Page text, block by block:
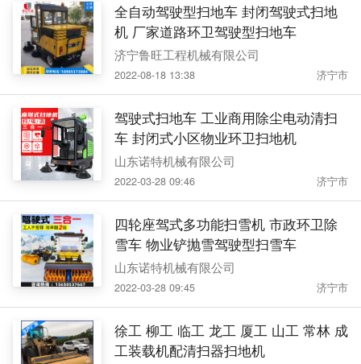
全自动驾驶型扫地车 封闭驾驶式扫地
机 厂家道路环卫驾驶型扫地车
济宁鲁旺工程机械有限公司
2022-08-18 13:38 济宁市
驾驶式扫地车 工业商用除尘电动清扫
车 封闭式小区物业环卫扫地机
山东诺特机械有限公司
2022-03-28 09:46 济宁市
四轮座驾式多功能扫雪机 市政环卫除
雪车 物业铲抛雪驾驶型扫雪车
山东诺特机械有限公司
2022-03-28 09:45 济宁市
徐工 柳工 临工 龙工 厦工 山工 常林 成
工装载机配清扫器扫地机